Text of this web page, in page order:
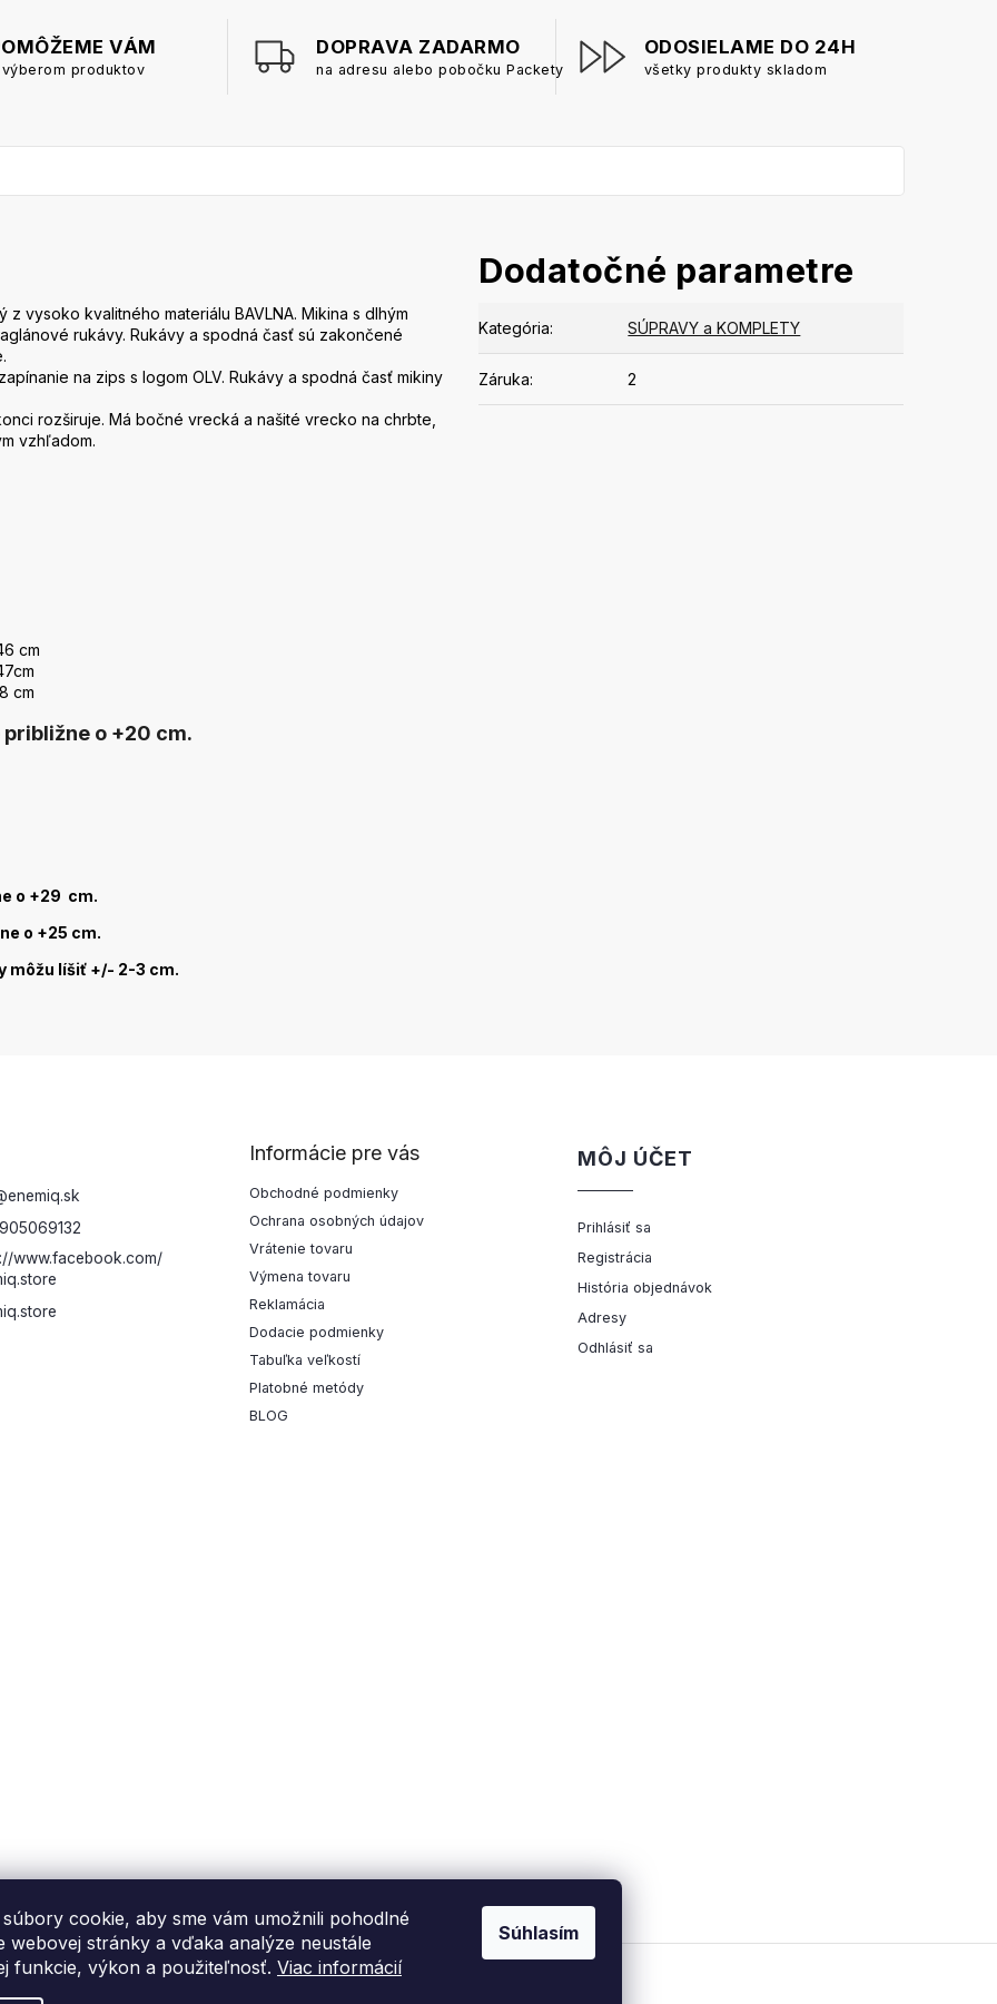
cookie, aby sme vám umožnili pohodlné
webovej stránky a vďaka analýze neustále
funkcie, výkon a použiteľnosť. Viac informácií
Súhlasím
VÁM
produktov
DOPRAVA ZADARMO
na adresu alebo pobočku Packety
ODOSIELAME DO 24H
všetky produkty skladom
vysoko kvalitného materiálu BAVLNA. Mikina s dlhým
rukávy. Rukávy a spodná časť sú zakončené
na zips s logom OLV. Rukávy a spodná časť mikiny
rozširuje. Má bočné vrecká a našité vrecko na chrbte,
vzhľadom.
cm
cm
o +20 cm.
o +29 cm.
o +25 cm.
môžu líšiť +/- 2-3 cm.
Dodatočné parametre
Kategória: SÚPRAVY a KOMPLETY
Záruka: 2
enemiq.sk
www.facebook.com/
Informácie pre vás
Obchodné podmienky
Ochrana osobných údajov
Vrátenie tovaru
Výmena tovaru
Reklamácia
Dodacie podmienky
Tabuľka veľkostí
Platobné metódy
BLOG
MÔJ ÚČET
Prihlásiť sa
Registrácia
História objednávok
Adresy
Odhlásiť sa